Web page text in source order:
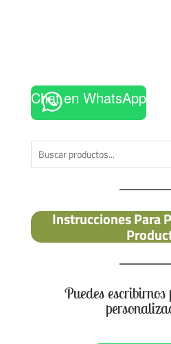
Chat en WhatsApp
Instrucciones Para
Puedes